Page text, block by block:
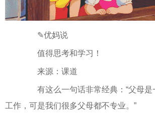
✎优妈说
值得思考和学习！
来源：课道
有这么一句话非常经典：“父母是
工作，可是我们很多父母都不专业。”